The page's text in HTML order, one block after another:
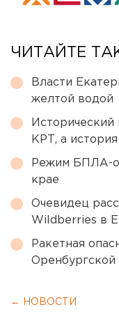
ЧИТАЙТЕ
Власти
желтой водой
Исторический
КРТ, а
Режим БПЛА-
крае
Очевидец
Wildberries в
Ракетная
← НОВОСТИ